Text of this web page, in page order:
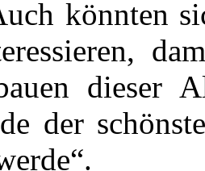
könnten
dieser
der